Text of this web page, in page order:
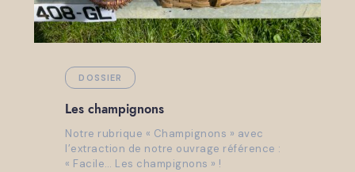
DOSSIER
Les champignons
Notre rubrique « Champignons » avec
l’extraction de notre ouvrage référence :
« Facile… Les champignons » !